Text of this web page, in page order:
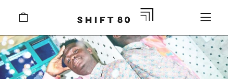
SHIFT
フ
ト
エ
Pause
slideshow